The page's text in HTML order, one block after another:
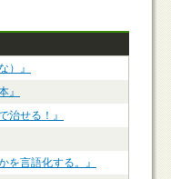
）』
』
治せる！』
を言語化する。』